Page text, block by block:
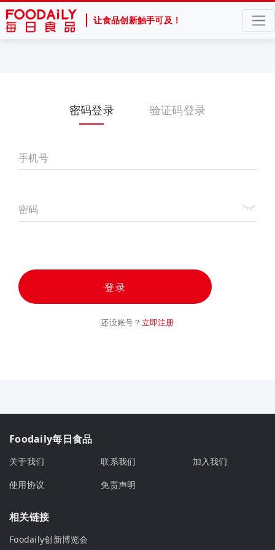
让食品创新触手可及！
密码登录 验证码登录
手机号
密码
登录
还没账号？ 立即注册
Foodaily每日食品
关于我们 联系我们
加入我们
使用协议
免责声明
相关链接
Foodaily创新博览会